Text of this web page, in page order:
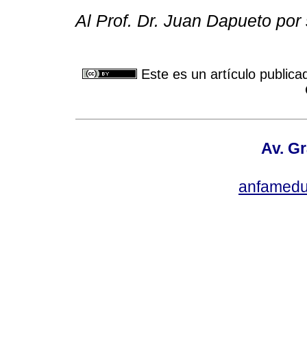
Al Prof. Dr. Juan Dapueto
Este es un artículo
Av.